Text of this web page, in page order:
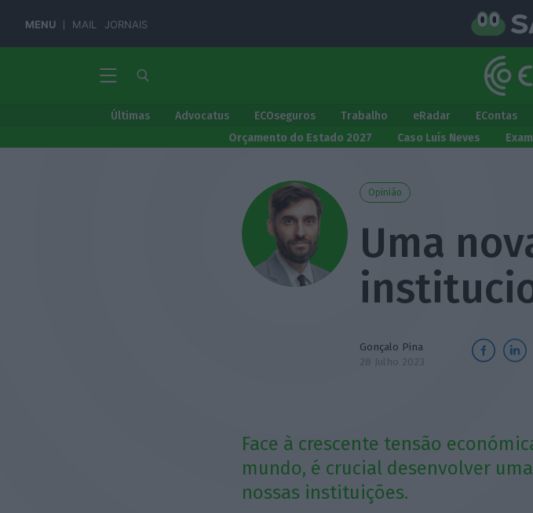
MENU MAIL JORNAIS
Últimas Advocatus ECOseguros Trabalho eRadar EContas
Orçamento do Estado 2027
Caso Luís Neves
Opinião
Uma
Gonçalo Pina
28 Julho 2023
Face à crescente tensão
mundo, é crucial desenvolver
nossas instituições.